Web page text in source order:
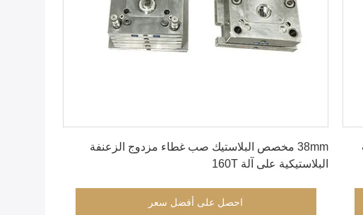
38mm مخصص البلاستيك صب غطاء مزدوج الزعنفة
البلاستيكية على آلة 160T
احصل على أفضل سعر